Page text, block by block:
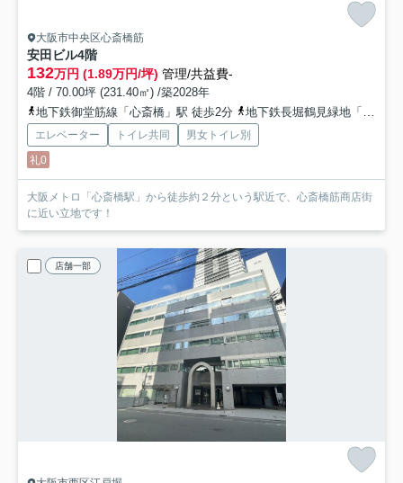
大阪市中央区心斎橋筋
安田ビル4階
132万円 (1.89万円/坪) 管理/共益費-
4階 / 70.00坪 (231.40㎡) /築2028年
地下鉄御堂筋線「心斎橋」駅 徒歩2分
地下鉄長堀鶴見緑地「長堀橋」駅 徒歩8分
エレベーター トイレ共同
男女トイレ別
礼0
大阪メトロ「心斎橋駅」から徒歩約２分という駅近で、心斎橋筋商店街
に近い立地です！
店舗一部